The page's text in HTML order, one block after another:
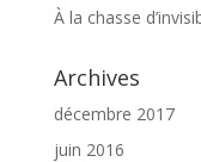
À la chasse
Archives
décembre 2017
juin 2016